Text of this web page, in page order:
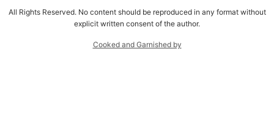
All Rights Reserved. No content should be reproduced in any format without
explicit written consent of the author.
Cooked and Garnished by